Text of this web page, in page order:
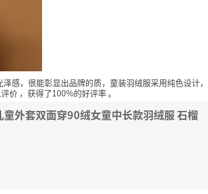
感，很能彰显出品牌的质，童装羽绒服采用纯色设计，
价 ，获得了100%的好评率。
外套双面穿90绒女童中长款羽绒服 石榴